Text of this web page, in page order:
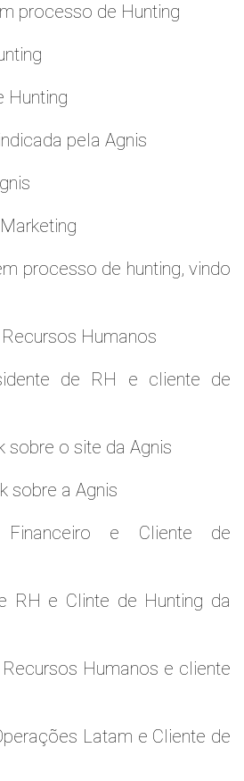
processo de Hunting
Hunting
pela Agnis
processo de hunting, vindo
Humanos
de RH e cliente de
sobre o site da Agnis
sobre a Agnis
e Cliente de
RH e Clinte de Hunting da
Humanos e cliente
Latam e Cliente de